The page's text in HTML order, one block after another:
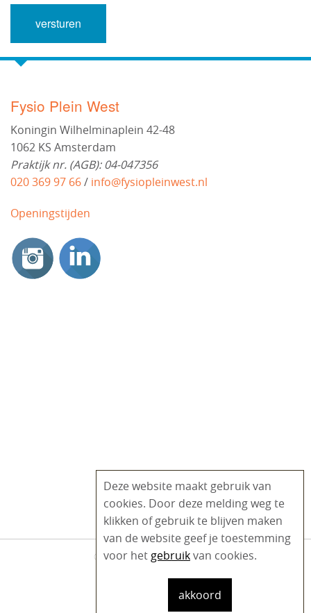
Fysio Plein West
Koningin Wilhelminaplein 42-48
1062 KS Amsterdam
Praktijk nr. (AGB): 04-047356
020 369 97 66/ info@fysiopleinwest.nl
Openingstijden
Deze website maakt gebruik van
cookies. Door deze melding weg te
klikken of gebruik te blijven maken
van de website geef je toestemming
voor het gebruikvan cookies.
akkoord
© 2020 - 2026 Fysio Plein West
Voorloper.com